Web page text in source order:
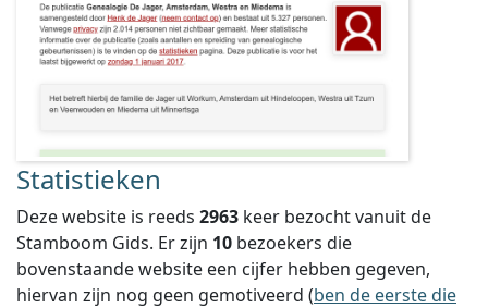
Statistieken
Deze website is reeds 2963 keer bezocht vanuit de
Stamboom Gids. Er zijn 10 bezoekers die
bovenstaande website een cijfer hebben gegeven,
hiervan zijn nog geen gemotiveerd (ben de eerste die